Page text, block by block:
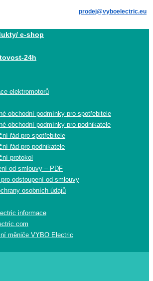
prodej@vyboelectric.eu
e-shop
24h
elektromotorů
obchodní podmínky pro spotřebitele
obchodní podmínky pro podnikatele
řád pro spotřebitele
řád pro podnikatele
protokol
od smlouvy – PDF
pro odstoupení od smlouvy
osobních údajů
informace
měniče VYBO Electric